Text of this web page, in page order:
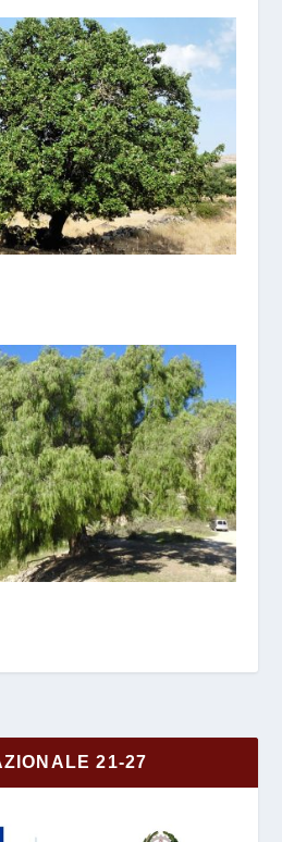
21-27